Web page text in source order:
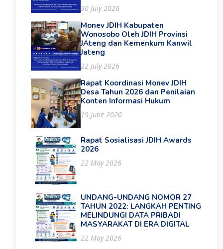
30 July 2026
Monev JDIH Kabupaten
Wonosobo Oleh JDIH Provinsi
JAteng dan Kemenkum Kanwil
Jateng
22 July 2026
Rapat Koordinasi Monev JDIH
Desa Tahun 2026 dan Penilaian
Konten Informasi Hukum
19 June 2026
Rapat Sosialisasi JDIH Awards
2026
22 May 2026
UNDANG-UNDANG NOMOR 27
TAHUN 2022: LANGKAH PENTING
MELINDUNGI DATA PRIBADI
MASYARAKAT DI ERA DIGITAL
22 May 2026